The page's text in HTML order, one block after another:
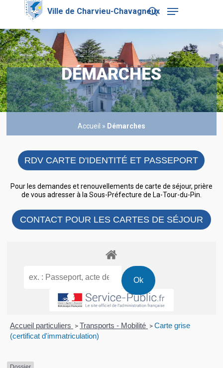
content
search
Menu
DÉMARCHES
Accueil » Démarches
RDV CARTE D'IDENTITÉ ET PASSEPORT
Pour les demandes et renouvellements de carte de séjour, prière
de vous adresser à la Sous-Préfecture de La-Tour-du-Pin.
CONTACT POUR LES CARTES DE SÉJOUR
Accueil particuliers > Transports - Mobilité > Carte grise
(certificat d'immatriculation)
Close